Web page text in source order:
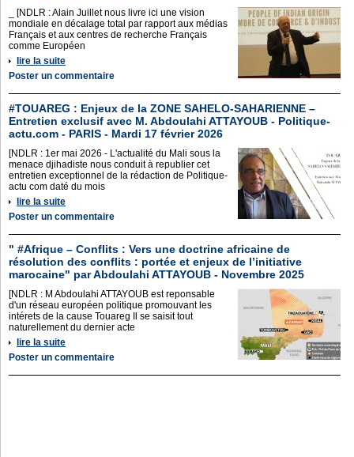
_ [NDLR : Alain Juillet nous livre ici une vision
mondiale en décalage total par rapport aux médias
Français et aux centres de recherche Français
comme Européen
lire la suite
Poster un commentaire
#TOUAREG : Enjeux de la ZONE SAHELO-SAHARIENNE –
Entretien exclusif avec M. Abdoulahi ATTAYOUB - Politique-
actu.com - PARIS - Mardi 17 février 2026
[NDLR : 1er mai 2026 - L'actualité du Mali sous la
menace djihadiste nous conduit à republier cet
entretien exceptionnel de la rédaction de Politique-
actu com daté du mois
lire la suite
Poster un commentaire
" #Afrique – Conflits : Vers une doctrine africaine de
résolution des conflits : portée et enjeux de l’initiative
marocaine" par Abdoulahi ATTAYOUB - Novembre 2025
[NDLR : M Abdoulahi ATTAYOUB est reponsable
d'un réseau européen politique promouvant les
intérets de la cause Touareg Il se saisit tout
naturellement du dernier acte
lire la suite
Poster un commentaire